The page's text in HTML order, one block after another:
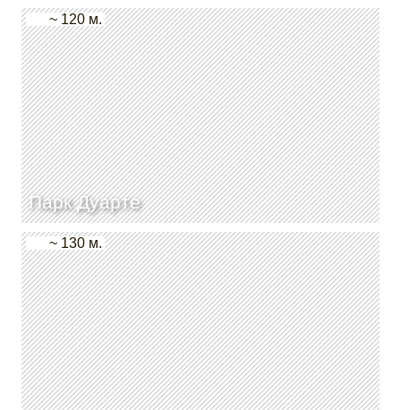
Парк Дуарте
~ 120 м.
~ 130 м.